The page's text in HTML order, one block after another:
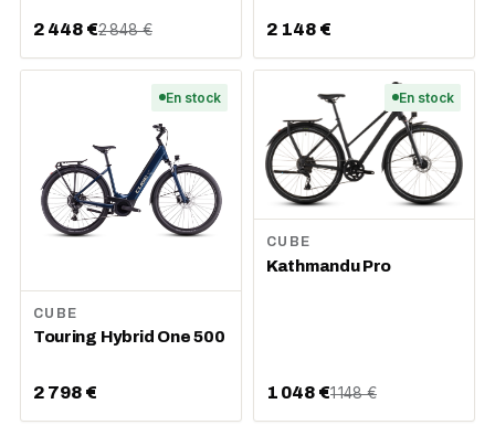
2 448 €2 848 € 2 148 €
En stock
CUBE
Touring Hybrid One 500
2 798 €
En stock
CUBE
Kathmandu Pro
1 048 €1 148 €